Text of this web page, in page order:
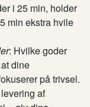
i 25 min, holder
min ekstra hvile
: Hvilke goder
dine
på trivsel.
af